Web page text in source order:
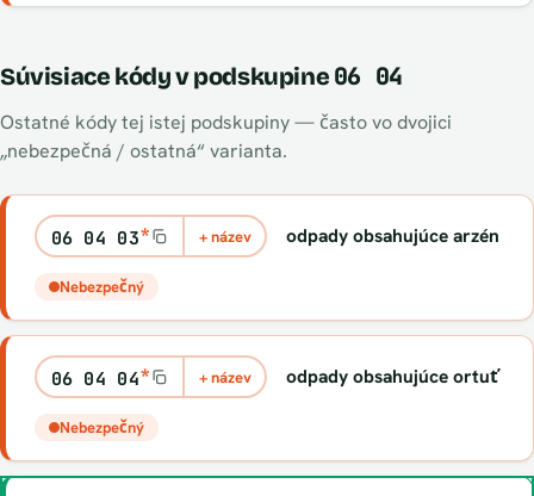
Súvisiace kódy v podskupine 06 04
Ostatné kódy tej istej podskupiny — často vo dvojici
„nebezpečná / ostatná“ varianta.
06 04 03* + název odpady obsahujúce arzén
Nebezpečný
06 04 04* + název odpady obsahujúce ortuť
Nebezpečný